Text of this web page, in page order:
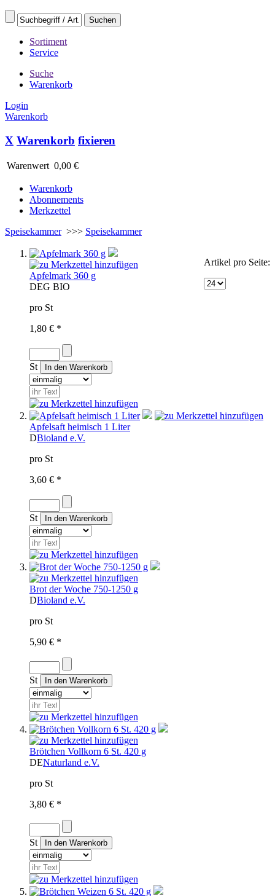
Sortiment
Service
Suche
Warenkorb
Login
Warenkorb
X Warenkorb fixieren
Warenwert 0,00 €
Warenkorb
Abonnements
Merkzettel
Speisekammer >>> Speisekammer
Artikel pro Seite:
Apfelmark 360 g
DEG BIO
pro St
1,80 € *
St
Apfelsaft heimisch 1 Liter
DBioland e.V.
pro St
3,60 € *
St
Brot der Woche 750-1250 g
DBioland e.V.
pro St
5,90 € *
St
Brötchen Vollkorn 6 St. 420 g
DENaturland e.V.
pro St
3,80 € *
St